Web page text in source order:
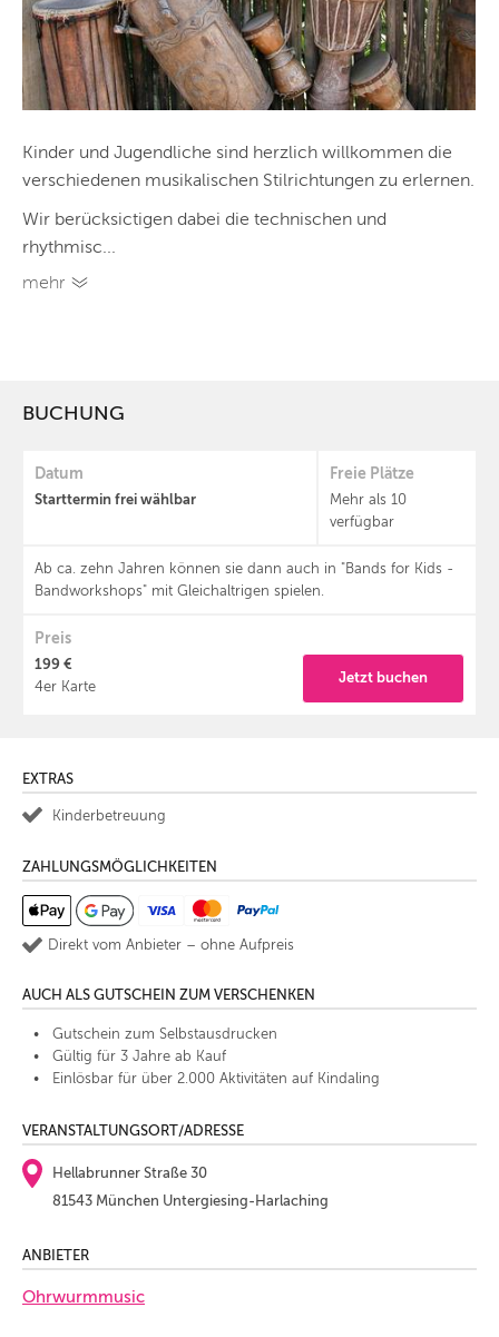
Kinder und Jugendliche sind herzlich willkommen die
verschiedenen musikalischen Stilrichtungen zu erlernen.
Wir berücksictigen dabei die technischen und
rhythmisc...
mehr
BUCHUNG
Datum
Starttermin frei wählbar
Ab ca. zehn Jahren können sie dann auch in "Bands for Kids -
Bandworkshops" mit Gleichaltrigen spielen.
Freie Plätze
Mehr als 10
verfügbar
Preis
199 €
4er Karte
Jetzt buchen
EXTRAS
Kinderbetreuung
ZAHLUNGSMÖGLICHKEITEN
Direkt vom Anbieter – ohne Aufpreis
AUCH ALS GUTSCHEIN ZUM VERSCHENKEN
Gutschein zum Selbstausdrucken
Gültig für 3 Jahre ab Kauf
Einlösbar für über 2.000 Aktivitäten auf Kindaling
VERANSTALTUNGSORT/ADRESSE
Hellabrunner Straße 30
81543 München Untergiesing-Harlaching
ANBIETER
Ohrwurmmusic